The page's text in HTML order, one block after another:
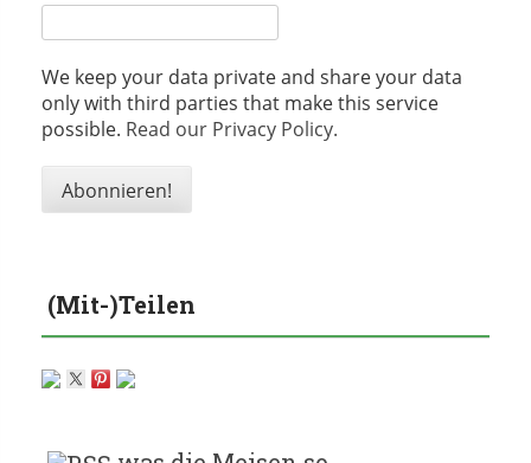
We keep your data private and share your data
only with third parties that make this service
possible. Read our Privacy Policy.
(Mit-)Teilen